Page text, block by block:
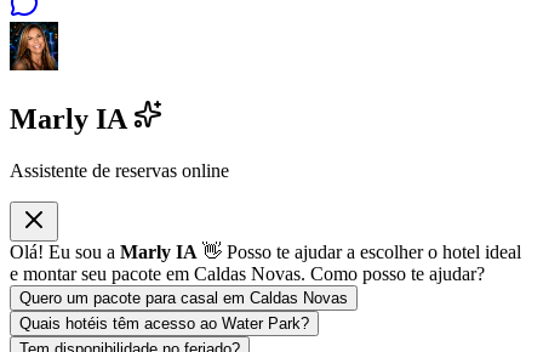
Marly IA
Assistente de reservas online
Olá! Eu sou a Marly IA 👋 Posso te ajudar a escolher o hotel ideal
e montar seu pacote em Caldas Novas. Como posso te ajudar?
Quero um pacote para casal em Caldas Novas
Quais hotéis têm acesso ao Water Park?